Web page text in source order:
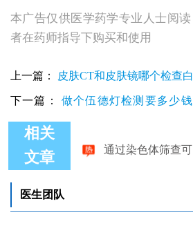
本广告仅供医学药学专业人士阅
者在药师指导下购买和使用
上一篇： 皮肤CT和皮肤镜哪个检查
下一篇： 做个伍德灯检测要多少
吗？
相关
文章
医生团队